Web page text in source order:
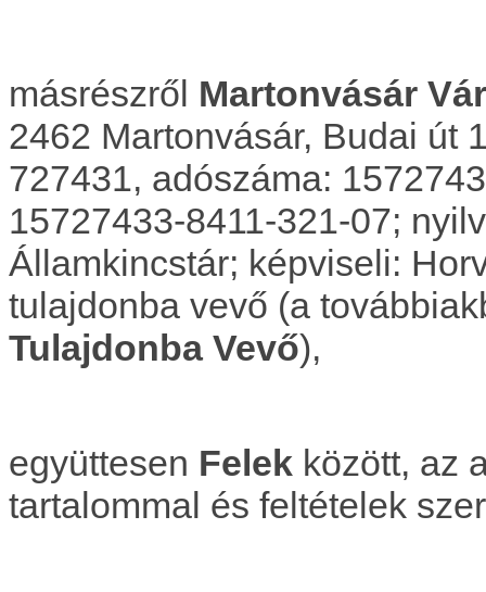
másrészről Martonvásár
2462 Martonvásár, Budai út
727431, adószáma:
15727433-8411-321-07;
Államkincstár; képviseli:
tulajdonba vevő (a
Tulajdonba Vevő),
együttesen Felek között, az
tartalommal és feltételek